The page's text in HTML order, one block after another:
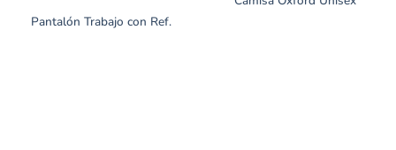
Pantalón Trabajo con Ref.